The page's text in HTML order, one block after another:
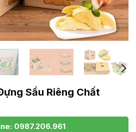
Sầu Riêng Chất
0987.206.961